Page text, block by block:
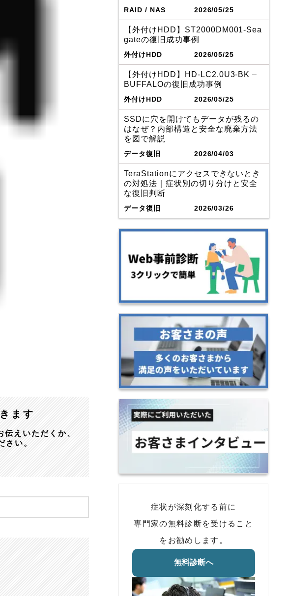
ます
えいただくか、
さい。
RAID / NAS 2026/05/25
【外付けHDD】ST2000DM001-Sea
gateの復旧成功事例
外付けHDD 2026/05/25
【外付けHDD】HD-LC2.0U3-BK –
BUFFALOの復旧成功事例
外付けHDD 2026/05/25
SSDに穴を開けてもデータが残るの
はなぜ？内部構造と安全な廃棄方法
を図で解説
データ復旧 2026/04/03
TeraStationにアクセスできないとき
の対処法｜症状別の切り分けと安全
な復旧判断
データ復旧 2026/03/26
症状が深刻化する前に
専門家の無料診断を受けること
をお勧めします。
無料診断へ